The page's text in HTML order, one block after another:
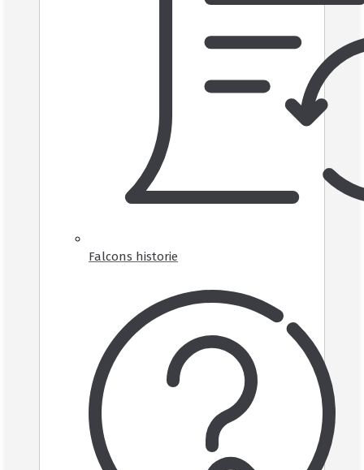
Falcons historie